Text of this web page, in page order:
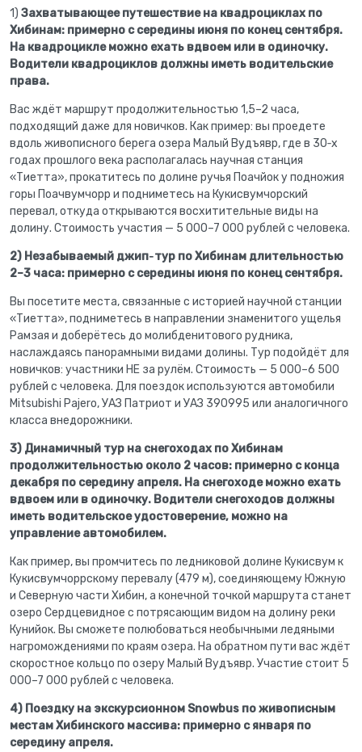
1) Захватывающее путешествие на квадроциклах по
Хибинам: примерно с середины июня по конец сентября.
На квадроцикле можно ехать вдвоем или в одиночку.
Водители квадроциклов должны иметь водительские
права.
Вас ждёт маршрут продолжительностью 1,5–2 часа,
подходящий даже для новичков. Как пример: вы проедете
вдоль живописного берега озера Малый Вудъявр, где в 30‑х
годах прошлого века располагалась научная станция
«Тиетта», прокатитесь по долине ручья Поачйок у подножия
горы Поачвумчорр и подниметесь на Кукисвумчорский
перевал, откуда открываются восхитительные виды на
долину. Стоимость участия — 5 000–7 000 рублей с человека.
2) Незабываемый джип‑тур по Хибинам длительностью
2–3 часа: примерно с середины июня по конец сентября.
Вы посетите места, связанные с историей научной станции
«Тиетта», подниметесь в направлении знаменитого ущелья
Рамзая и доберётесь до молибденитового рудника,
наслаждаясь панорамными видами долины. Тур подойдёт для
новичков: участники НЕ за рулём. Стоимость — 5 000–6 500
рублей с человека. Для поездок используются автомобили
Mitsubishi Pajero, УАЗ Патриот и УАЗ 390995 или аналогичного
класса внедорожники.
3) Динамичный тур на снегоходах по Хибинам
продолжительностью около 2 часов: примерно с конца
декабря по середину апреля. На снегоходе можно ехать
вдвоем или в одиночку. Водители снегоходов должны
иметь водительское удостоверение, можно на
управление автомобилем.
Как пример, вы промчитесь по ледниковой долине Кукисвум к
Кукисвумчоррскому перевалу (479 м), соединяющему Южную
и Северную части Хибин, а конечной точкой маршрута станет
озеро Сердцевидное с потрясающим видом на долину реки
Кунийок. Вы сможете полюбоваться необычными ледяными
нагромождениями по краям озера. На обратном пути вас ждёт
скоростное кольцо по озеру Малый Вудъявр. Участие стоит 5
000–7 000 рублей с человека.
4) Поездку на экскурсионном Snowbus по живописным
местам Хибинского массива: примерно с января по
середину апреля.